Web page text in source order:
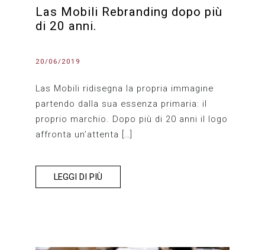
Las Mobili Rebranding dopo più
di 20 anni.
20/06/2019
Las Mobili ridisegna la propria immagine
partendo dalla sua essenza primaria: il
proprio marchio. Dopo più di 20 anni il logo
affronta un’attenta […]
LEGGI DI PIÙ